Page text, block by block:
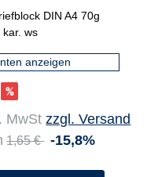
DIN A4 70g
kar. ws
anzeigen
MwStzzgl. Versand
1,65 € -15,8%